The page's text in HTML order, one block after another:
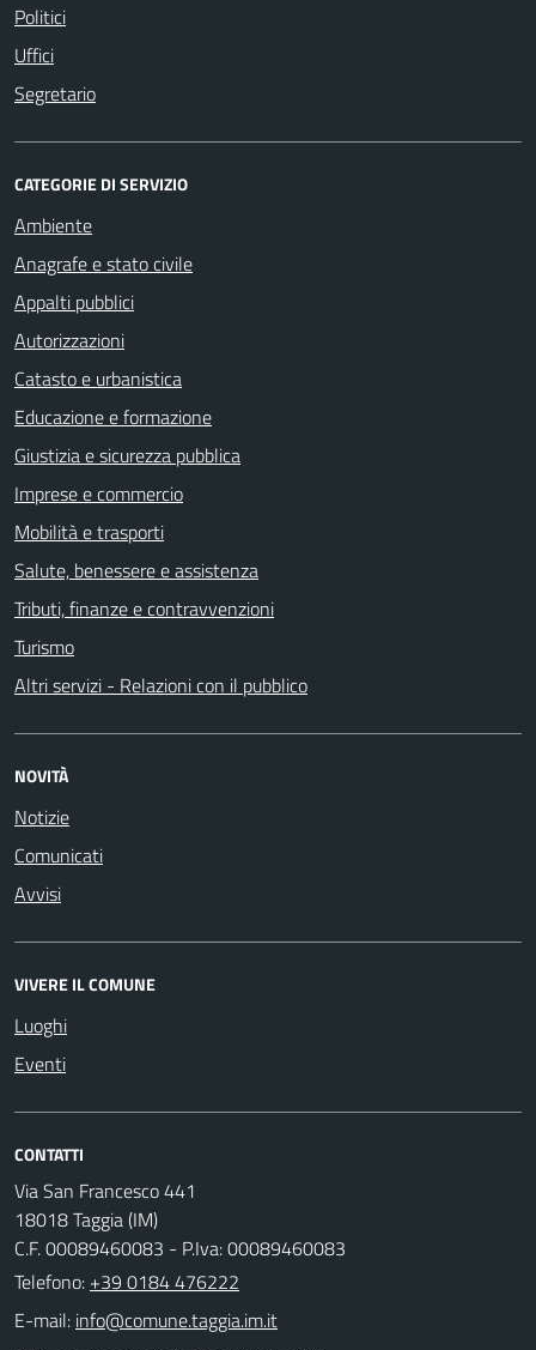
Politici
Uffici
Segretario
CATEGORIE DI SERVIZIO
Ambiente
Anagrafe e stato civile
Appalti pubblici
Autorizzazioni
Catasto e urbanistica
Educazione e formazione
Giustizia e sicurezza pubblica
Imprese e commercio
Mobilità e trasporti
Salute, benessere e assistenza
Tributi, finanze e contravvenzioni
Turismo
Altri servizi - Relazioni con il pubblico
NOVITÀ
Notizie
Comunicati
Avvisi
VIVERE IL COMUNE
Luoghi
Eventi
CONTATTI
Via San Francesco 441
18018 Taggia (IM)
C.F. 00089460083 - P.Iva: 00089460083
Telefono: +39 0184 476222
E-mail: